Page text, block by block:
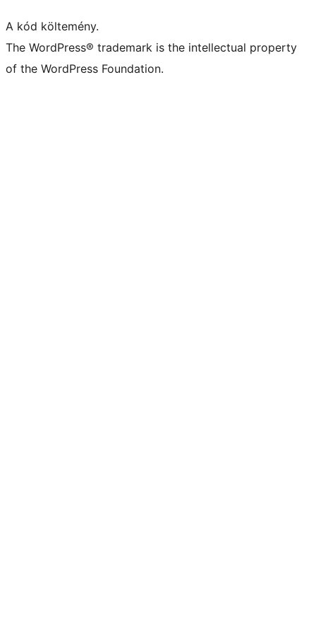
A kód költemény.
The WordPress® trademark is the intellectual property
of the WordPress Foundation.